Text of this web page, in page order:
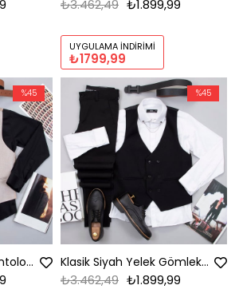
₺1.899,99
₺3.462,49
UYGULAMA İNDIRIMI
₺1799,99
Bej Yelek Gömlek Pantolon Ayakkabı Kombin
%45
Klasik Siyah Yelek Gömlek Pantolon Ayakkabı Kombin
₺1.899,99
₺3.462,49
%45